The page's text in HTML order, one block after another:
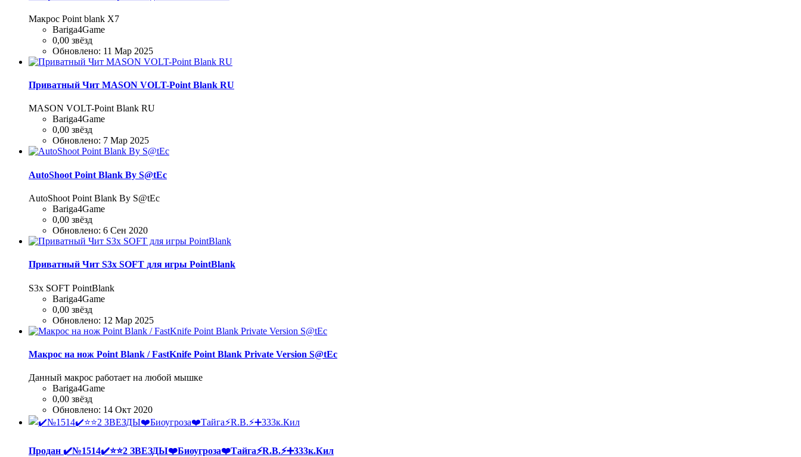
Макрос Point blank Х7
Bariga4Game
0,00 звёзд
Обновлено: 11 Мар 2025
Приватный Чит MASON VOLT-Point Blank RU
MASON VOLT-Point Blank RU
Bariga4Game
0,00 звёзд
Обновлено: 7 Мар 2025
AutoShoot Point Blank By S@tEc
AutoShoot Point Blank By S@tEc
Bariga4Game
0,00 звёзд
Обновлено: 6 Сен 2020
Приватный Чит S3x SOFT для игры PointBlank
S3x SOFT PointBlank
Bariga4Game
0,00 звёзд
Обновлено: 12 Мар 2025
Макрос на нож Point Blank / FastKnife Point Blank Private Version S@tEc
Данный макрос работает на любой мышке
Bariga4Game
0,00 звёзд
Обновлено: 14 Окт 2020
Продан ✔️№1514✔️⭐️⭐️2 ЗВЕЗДЫ❤️Биоугроза❤️Тайга⚡R.B.⚡➕333к.Кил